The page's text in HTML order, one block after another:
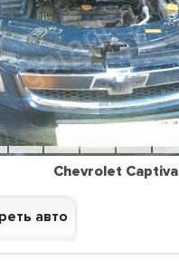
Chevrolet Captiva
авто